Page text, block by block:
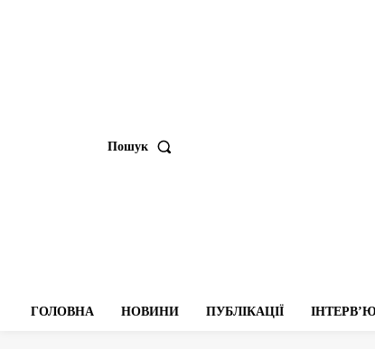
Пошук
ГОЛОВНА НОВИНИ ПУБЛІКАЦІЇ ІНТЕРВʼЮ